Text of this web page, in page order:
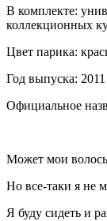
В комплекте:
коллекционных
Цвет парика:
Год выпуска:
Официальное
Может мои
Но все-таки я не
Я буду сидеть и